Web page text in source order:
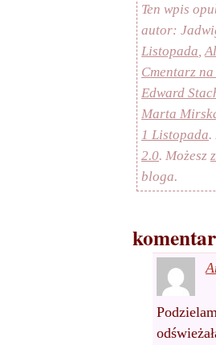
Ten wpis
autor:
Listopada,
Cmentarz
Edward
Marta
1 Listopada.
2.0. Możesz
bloga.